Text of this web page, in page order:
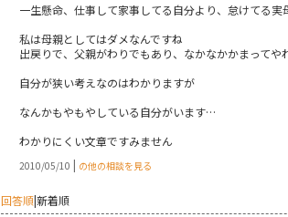
一生懸命、仕事して家事してる自分より、怠けてる実
私は母親としてはダメなんですね
出戻りで、父親がわりでもあり、なかなかかまってや
自分が狭い考えなのはわかりますが
なんかもやもやしている自分がいます…
わかりにくい文章ですみません
2010/05/10 | の他の相談を見る
回答順|新着順